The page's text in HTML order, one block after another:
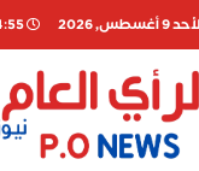
أغسطس, 2026